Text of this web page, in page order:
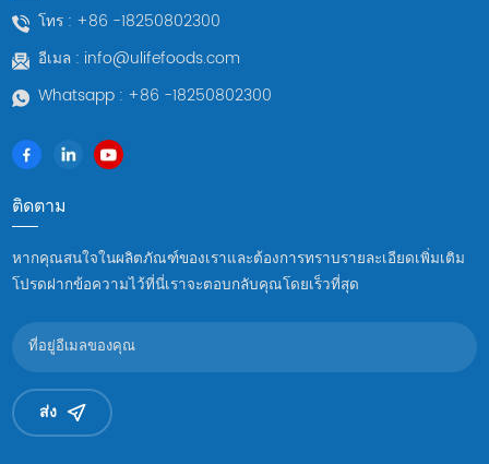
โทร : +86 -18250802300
อีเมล : info@ulifefoods.com
Whatsapp : +86 -18250802300
ติดตาม
หากคุณสนใจในผลิตภัณฑ์ของเราและต้องการทราบรายละเอียดเพิ่มเติม
โปรดฝากข้อความไว้ที่นี่เราจะตอบกลับคุณโดยเร็วที่สุด
ส่ง